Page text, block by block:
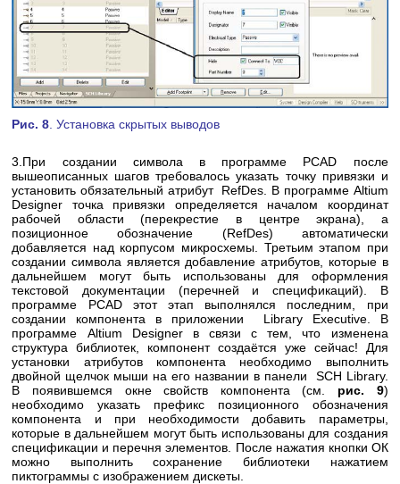
Рис. 8 . Установка скрытых выводов
3.При создании символа в программе PCAD после
вышеописанных шагов требовалось указать точку привязки и
установить обязательный атрибут RefDes. В программе Altium
Designer точка привязки определяется началом координат
рабочей области (перекрестие в центре экрана), а
позиционное обозначение (RefDes) автоматически
добавляется над корпусом микросхемы. Третьим этапом при
создании символа является добавление атрибутов, которые в
дальнейшем могут быть использованы для оформления
текстовой документации (перечней и спецификаций). В
программе PCAD этот этап выполнялся последним, при
создании компонента в приложении Library Executive. В
программе Altium Designer в связи с тем, что изменена
структура библиотек, компонент создаётся уже сейчас! Для
установки атрибутов компонента необходимо выполнить
двойной щелчок мыши на его названии в панели SCH Library.
В появившемся окне свойств компонента (см. рис. 9)
необходимо указать префикс позиционного обозначения
компонента и при необходимости добавить параметры,
которые в дальнейшем могут быть использованы для создания
спецификации и перечня элементов. После нажатия кнопки ОК
можно выполнить сохранение библиотеки нажатием
пиктограммы с изображением дискеты.